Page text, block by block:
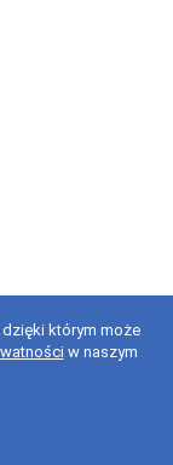
zastrzeżone.
regulaminu
którym może
w naszym